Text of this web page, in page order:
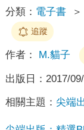
分類： 電子書 ＞
追蹤
作者： M.貓子
出版日： 2017/
相關主題： 尖端